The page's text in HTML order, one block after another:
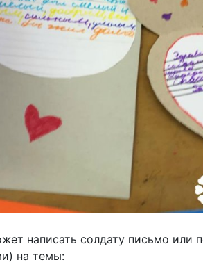
написать солдату письмо или
на темы: